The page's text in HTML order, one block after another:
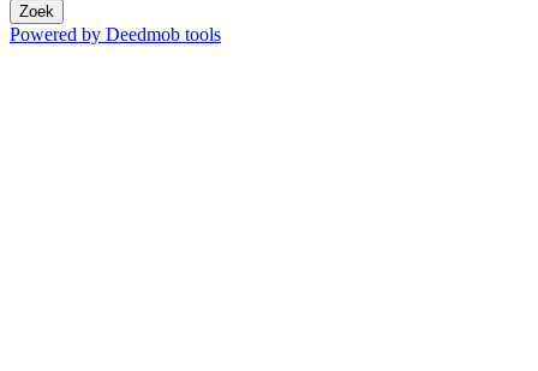
Zoek
Powered by Deedmob tools